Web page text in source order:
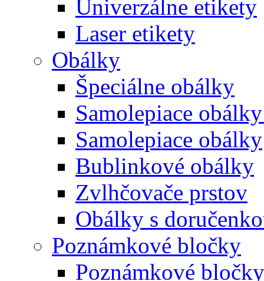
Univerzálne etikety
Laser etikety
Obálky
Špeciálne obálky
Samolepiace
Samolepiace obálky
Bublinkové obálky
Zvlhčovače prstov
Obálky s
Poznámkové bločky
Poznámkové